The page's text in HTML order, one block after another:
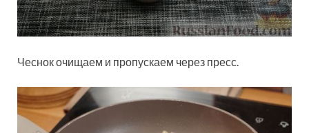
Чеснок очищаем и пропускаем через пресс.